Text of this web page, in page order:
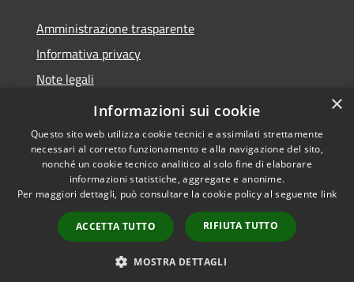
Amministrazione trasparente
Informativa privacy
Note legali
Dichiarazione di accessibilità
Accessibilità
Copyright © 2026 • Comune di
Serrastretta • Powered by
Municipium•
Accesso
redazione
×
Informazioni sui cookie
Questo sito web utilizza cookie tecnici e assimilati strettamente
necessari al corretto funzionamento e alla navigazione del sito,
nonché un cookie tecnico analitico al solo fine di elaborare
informazioni statistiche, aggregate e anonime.
Per maggiori dettagli, può consultare la cookie policy al seguente link
ACCETTA TUTTO RIFIUTA TUTTO
MOSTRA DETTAGLI